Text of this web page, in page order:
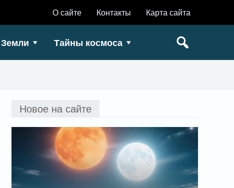
О сайте Контакты Карта сайта
Тайны космоса
Новое на сайте